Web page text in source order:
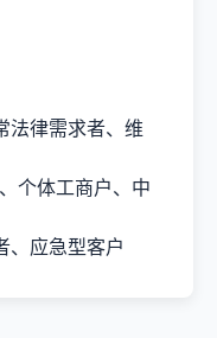
法律需求者、维
个体工商户、中
、应急型客户